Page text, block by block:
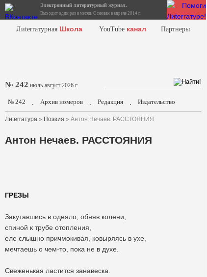
Электронный литературный журнал.
Выходит один раз в месяц. Основан в апреле 2014 г.
Лиterraтурная Школа YouTube канал Партнеры
№ 242 июль-август 2026 г.
№ 242 . Архив номеров . Редакция . Издательство
Лиterraтура » Поэзия » Антон Нечаев. РАССТОЯНИЯ
Антон Нечаев. РАССТОЯНИЯ
ГРЕЗЫ
Закутавшись в одеяло, обняв колени,
спиной к трубе отопления,
еле слышно причмокивая, ковыряясь в ухе,
мечтаешь о чем-то, пока не в духе.
Свеженькая ластится занавеска.